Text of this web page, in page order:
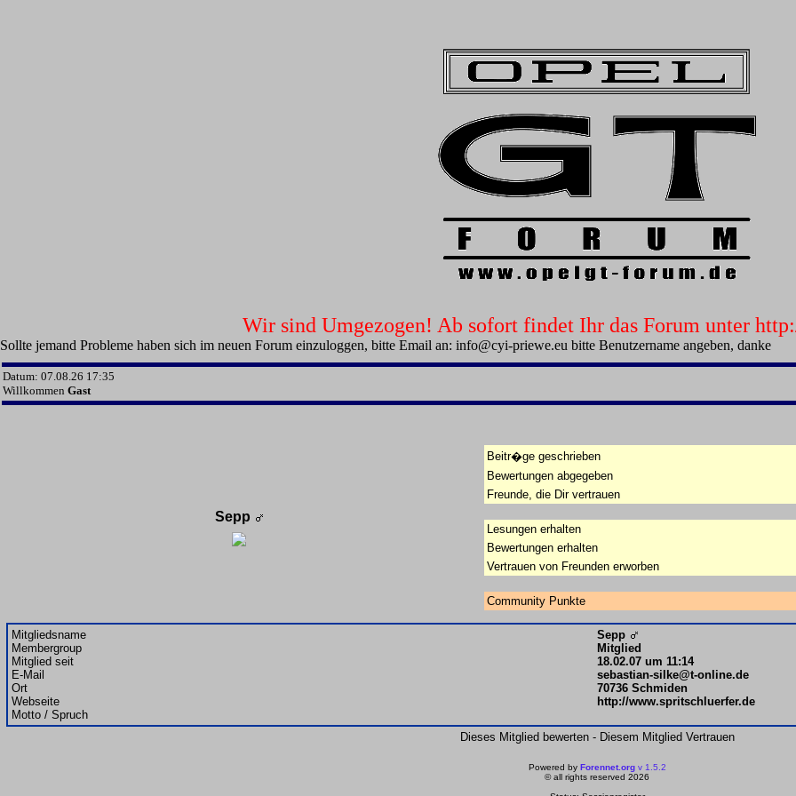
Wir sind Umgezogen! Ab sofort findet Ihr das Forum unter
Sollte jemand Probleme haben sich im neuen Forum einzuloggen, bitte Email an: info@cyi-priewe.eu bitte Benutzername angeben, danke
Datum: 07.08.26 17:35
Willkommen Gast
Sepp
Beitr�ge geschrieben
Bewertungen abgegeben
Freunde, die Dir vertrauen
Lesungen erhalten
Bewertungen erhalten
Vertrauen von Freunden erworben
Community Punkte
Mitgliedsname
Sepp
Membergroup
Mitglied
Mitglied seit
18.02.07 um 11:14
E-Mail
sebastian-silke@t-online.de
Ort
70736 Schmiden
Webseite
http://www.spritschluerfer.de
Motto / Spruch
Dieses Mitglied bewerten - Diesem Mitglied Vertrauen
Powered by Forennet.org v 1.5.2
© all rights reserved 2026